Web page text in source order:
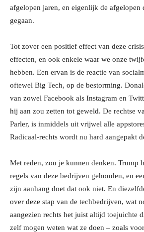
afgelopen jaren, en eigenlijk de afgelopen
gegaan.
Tot zover een positief effect van deze
effecten, en ook enkele waar we onze
hebben. Een ervan is de reactie van
oftewel Big Tech, op de bestorming.
van zowel Facebook als Instagram en
hij aan zou zetten tot geweld. De rechtse
Parler, is inmiddels uit vrijwel alle
Radicaal-rechts wordt nu hard aangepakt
Met reden, zou je kunnen denken. Trump
regels van deze bedrijven gehouden, en
zijn aanhang doet dat ook niet. En
over deze stap van de techbedrijven, wat
aangezien rechts het juist altijd toejuichte
zelf mogen weten wat ze doen – zoals